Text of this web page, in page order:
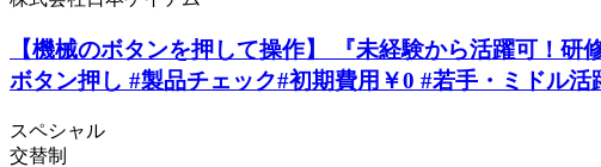
【機械のボタンを押して操作】 『未経験から活躍可！
ボタン押し #製品チェック#初期費用￥0 #若手・ミドル活
スペシャル
交替制